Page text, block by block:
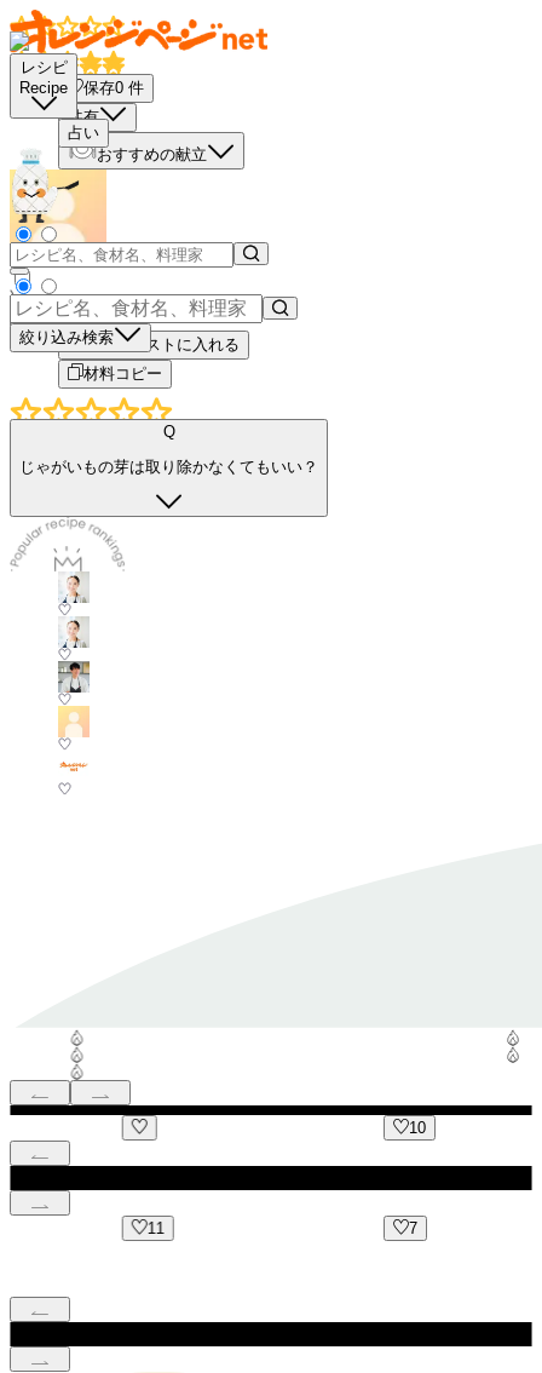
レシピ
Recipe
占い
絞り込み検索
保存0 件
共有
おすすめの献立
－
＋
買い物リストに入れる
材料コピー
Q
じゃがいもの芽は取り除かなくてもいい？